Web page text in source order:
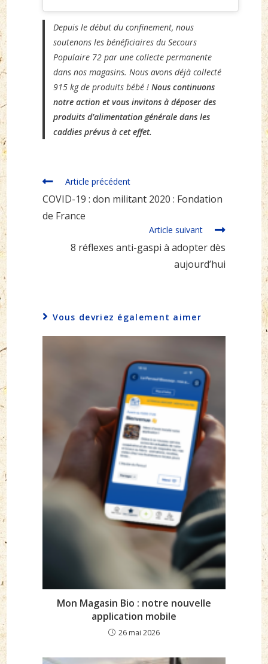
Depuis le début du confinement, nous
soutenons les bénéficiaires du Secours
Populaire 72 par une collecte permanente
dans nos magasins. Nous avons déjà collecté
915 kg de produits bébé ! Nous continuons
notre action et vous invitons à déposer des
produits d’alimentation générale dans les
caddies prévus à cet effet.
Read
articles
Article précédent
COVID-19 : don militant 2020 : Fondation
de France
Article suivant
8 réflexes anti-gaspi à adopter dès
aujourd’hui
Vous devriez également aimer
Mon Magasin Bio : notre nouvelle
application mobile
26 mai 2026